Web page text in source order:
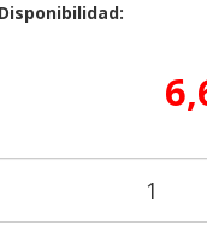
Disponibilidad: